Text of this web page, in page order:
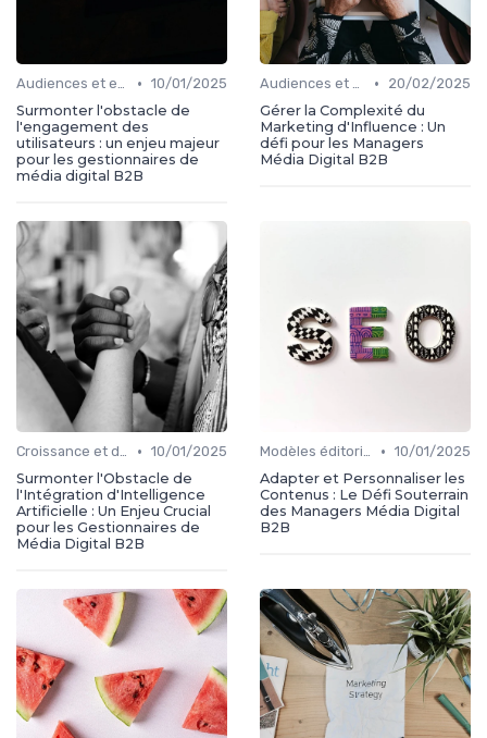
Audiences et engagement • 10/01/2025
Surmonter l'obstacle de
l'engagement des
utilisateurs : un enjeu majeur
pour les gestionnaires de
média digital B2B
Audiences et engagement •
20/02/2025
Gérer la Complexité du
Marketing d'Influence : Un
défi pour les Managers
Média Digital B2B
Croissance et développement • 10/01/2025
Surmonter l'Obstacle de
l'Intégration d'Intelligence
Artificielle : Un Enjeu Crucial
pour les Gestionnaires de
Média Digital B2B
Modèles éditoriaux • 10/01/2025
Adapter et Personnaliser les
Contenus : Le Défi Souterrain
des Managers Média Digital
B2B